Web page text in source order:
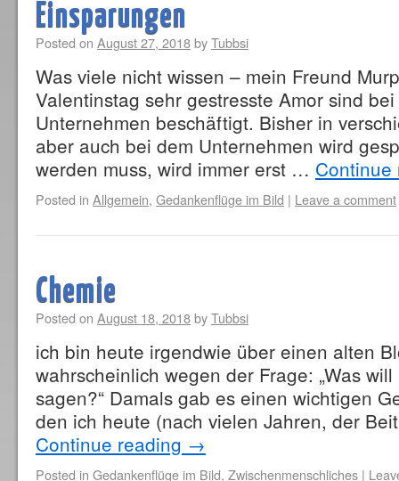
Einsparungen
Posted on August 27, 2018byTubbsi
Was viele nicht wissen – mein Freund
Valentinstag sehr gestresste Amor sind
Unternehmen beschäftigt. Bisher in
aber auch bei dem Unternehmen wird
werden muss, wird immer erst …
Posted in Allgemein, Gedankenflüge im Bild | Leave a comment
Chemie
Posted on August 18, 2018byTubbsi
ich bin heute irgendwie über einen alten
wahrscheinlich wegen der Frage: „Was
sagen?“ Damals gab es einen wichtigen
den ich heute (nach vielen Jahren, der
Continue reading →
Posted in Gedankenflüge im Bild, Zwischenmenschliches |